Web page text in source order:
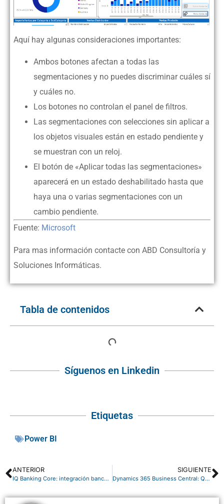
Aquí hay algunas consideraciones importantes:
Ambos botones afectan a todas las
segmentaciones y no puedes discriminar cuáles sí
y cuáles no.
Los botones no controlan el panel de filtros.
Las segmentaciones con selecciones sin aplicar a
los objetos visuales están en estado pendiente y
se muestran con un reloj.
El botón de «Aplicar todas las segmentaciones»
aparecerá en un estado deshabilitado hasta que
haya una o varias segmentaciones con un
cambio pendiente.
Fuente: Microsoft
Para mas información contacte con ABD Consultoría y
Soluciones Informáticas.
Tabla de contenidos
Síguenos en Linkedin
Etiquetas
Power BI
ANTERIOR
IQ Banking Core: integración bancaria para Business Central
SIGUIENTE
Dynamics 365 Business Central: Quick Entry, la forma más rápida de introducir datos